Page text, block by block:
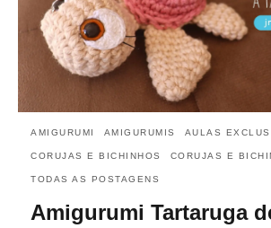
AMIGURUMI AMIGURUMIS AULAS
CORUJAS E BICHINHOS CORUJAS E
TODAS AS POSTAGENS
Amigurumi Tartaruga